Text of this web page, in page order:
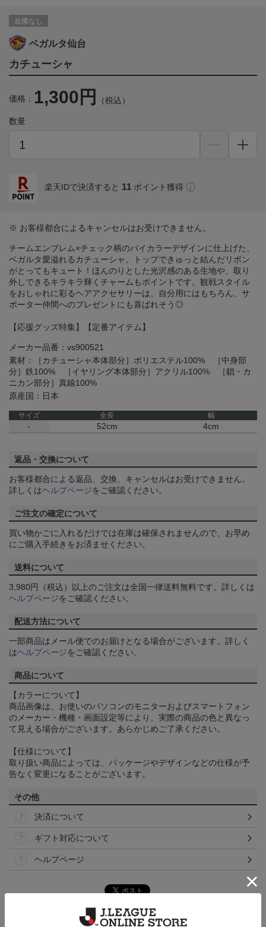
在庫なし
ベガルタ仙台
カチューシャ
価格： 1,300円 （税込）
数量
楽天IDで決済すると 11 ポイント獲得
※ お客様都合によるキャンセルはお受けできません。
チームエンブレム×チェック柄のバイカラーデザインに仕上げた、
ベガルタ愛溢れるカチューシャ。トップできゅっと結んだリボン
がとってもキュート！ほんのりとした光沢感のある生地や、取り
外しできるキラキラ輝くチャームもポイントです。観戦スタイル
をおしゃれに彩るヘアアクセサリーは、自分用にはもちろん、サ
ポーター仲間へのプレゼントにも喜ばれそう◎
【応援グッズ特集】【定番アイテム】
メーカー品番：vs900521
素材：［カチューシャ本体部分］ポリエステル100% ［中身部
分］鉄100% ［イヤリング本体部分］アクリル100% ［鎖・カ
ニカン部分］真鍮100%
原産国：日本
サイズ 全長 幅
- 52cm 4cm
返品・交換について
お客様都合による返品、交換、キャンセルはお受けできません。
詳しくはヘルプページをご確認ください。
ご注文の確定について
買い物かごに入れるだけでは在庫は確保されませんので、お早め
にご購入手続きをお済ませください。
送料について
3,980円（税込）以上のご注文は全国一律送料無料です。詳しくは
ヘルプページをご確認ください。
配送方法について
一部商品はメール便でのお届けとなる場合がございます。詳しく
はヘルプページをご確認ください。
商品について
【カラーについて】
商品画像は、お使いのパソコンのモニターおよびスマートフォン
のメーカー・機種・画面設定等により、実際の商品の色と異なっ
て見える場合がございます。あらかじめご了承ください。
【仕様について】
取り扱い商品によっては、パッケージやデザインなどの仕様が予
告なく変更になることがございます。
その他
決済について
ギフト対応について
ヘルプページ